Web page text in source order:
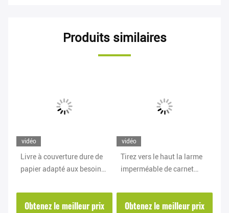
Produits similaires
vidéo
Livre à couverture dure de
papier adapté aux besoins
A5 A6 de pierre
biodégradable
Obtenez le meilleur prix
vidéo
Tirez vers le haut la larme
imperméable de carnet
couverture souple d'unité
centrale résistante
Obtenez le meilleur prix